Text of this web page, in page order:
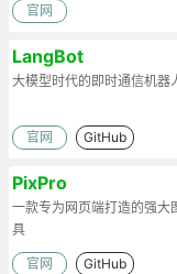
官网
LangBot
大模型时代的即时通信机器
官网 GitHub
PixPro
一款专为网页端打造的强大
具
官网 GitHub